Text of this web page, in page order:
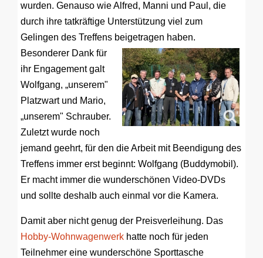
wurden. Genauso wie Alfred, Manni und Paul, die
durch ihre tatkräftige Unterstützung viel zum
Gelingen des Treffens beigetragen haben.
Besonderer Dank für
ihr Engagement galt
Wolfgang, „unserem"
Platzwart und Mario,
„unserem" Schrauber.
Zuletzt wurde noch
jemand geehrt, für den die Arbeit mit Beendigung des
Treffens immer erst beginnt: Wolfgang (Buddymobil).
Er macht immer die wunderschönen Video-DVDs
und sollte deshalb auch einmal vor die Kamera.
Damit aber nicht genug der Preisverleihung. Das
Hobby-Wohnwagenwerk hatte noch für jeden
Teilnehmer eine wunderschöne Sporttasche